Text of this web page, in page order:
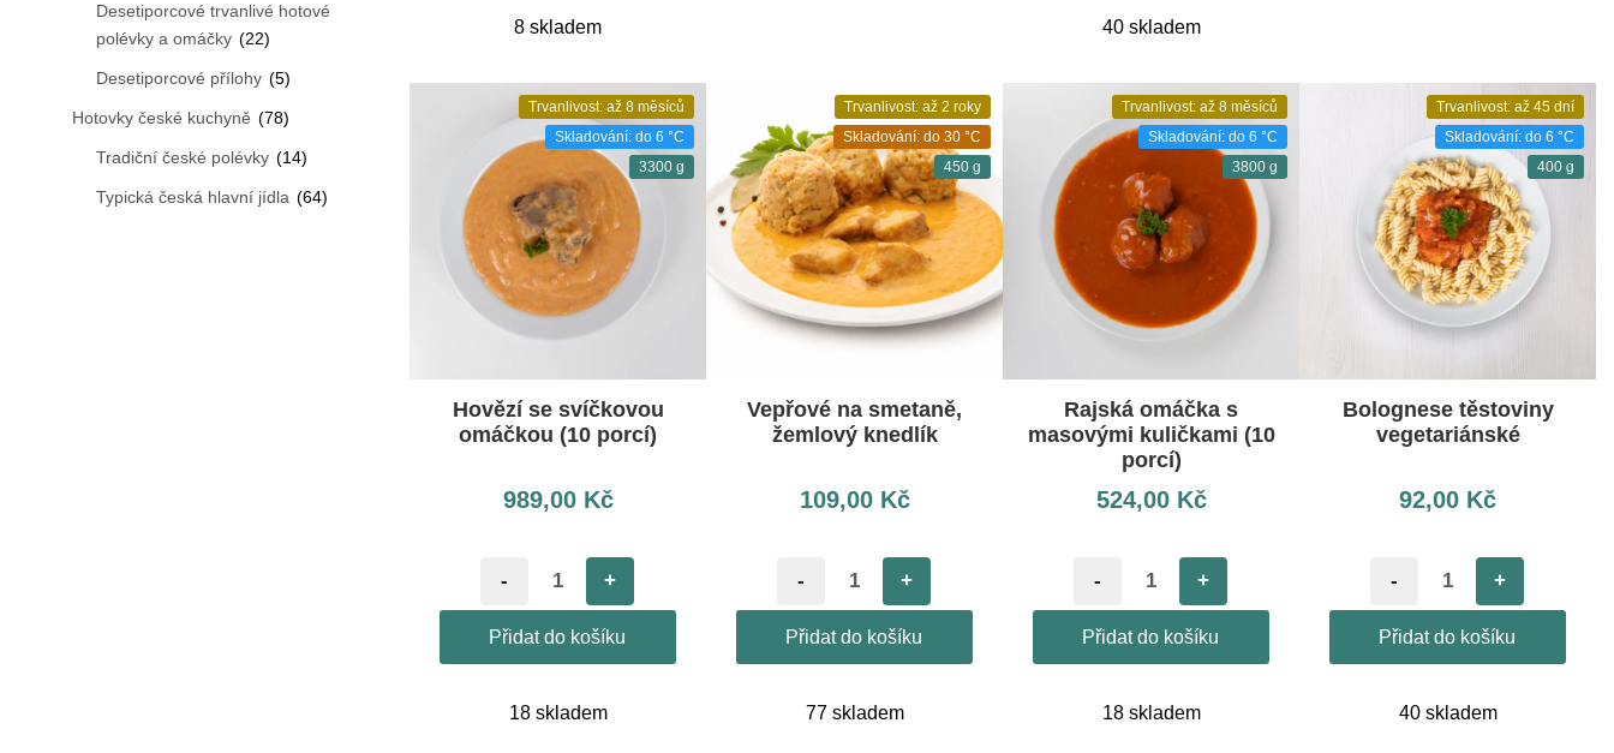
8 skladem 40 skladem
Trvanlivost: až 8 měsíců
Skladování: do 6 °C
3300 g
Hovězí se svíčkovou
omáčkou (10 porcí)
989,00 Kč
- +
Přidat do košíku
18 skladem
Trvanlivost: až 2 roky
Skladování: do 30 °C
450 g
Vepřové na smetaně,
žemlový knedlík
109,00 Kč
- +
Přidat do košíku
77 skladem
Trvanlivost: až 8 měsíců
Skladování: do 6 °C
3800 g
Rajská omáčka s
masovými kuličkami (10
porcí)
524,00 Kč
- +
Přidat do košíku
18 skladem
Trvanlivost: až 45 dní
Skladování: do 6 °C
400 g
Bolognese těstoviny
vegetariánské
92,00 Kč
- +
Přidat do košíku
40 skladem
Desetiporcové trvanlivé hotové
polévky a omáčky (22)
Desetiporcové přílohy (5)
Hotovky české kuchyně (78)
Tradiční české polévky (14)
Typická česká hlavní jídla (64)